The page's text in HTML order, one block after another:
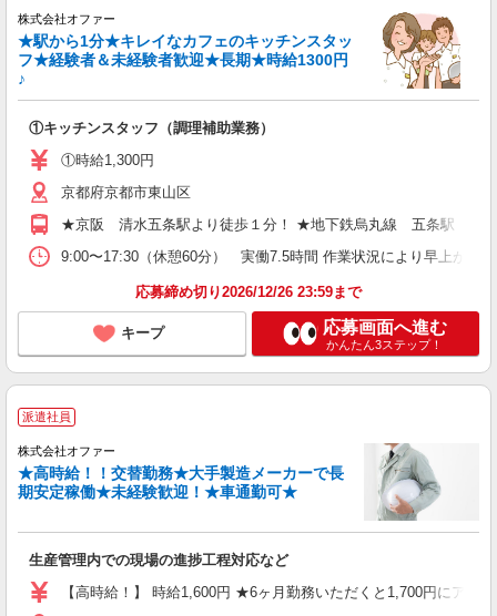
株式会社オファー
★駅から1分★キレイなカフェのキッチンスタッ
フ★経験者＆未経験者歓迎★長期★時給1300円
♪
①キッチンスタッフ（調理補助業務）
①時給1,300円
京都府京都市東山区
★京阪 清水五条駅より徒歩１分！ ★地下鉄烏丸線 五条駅 徒
9:00〜17:30（休憩60分） 実働7.5時間 作業状況により早上がり
応募締め切り2026/12/26 23:59まで
キープ 応募画面へ進む
かんたん3ステップ！
派遣社員
株式会社オファー
★高時給！！交替勤務★大手製造メーカーで長
期安定稼働★未経験歓迎！★車通勤可★
生産管理内での現場の進捗工程対応など
【高時給！】 時給1,600円 ★6ヶ月勤務いただくと1,700円にアッ